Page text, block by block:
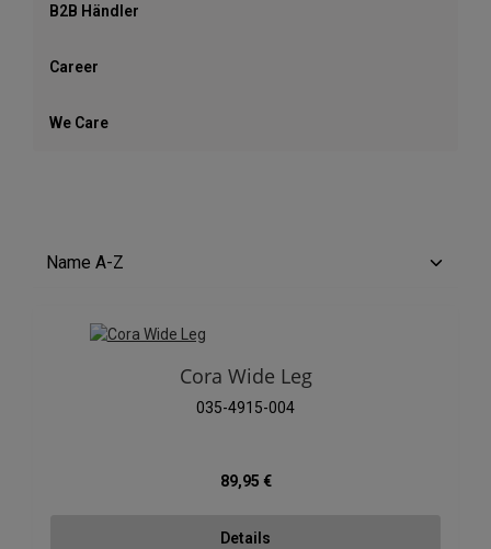
B2B Händler
Career
We Care
Cora Wide Leg
035-4915-004
Regulärer Preis:
89,95 €
Details